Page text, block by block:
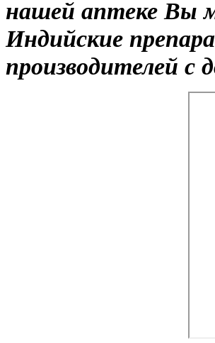
нашей аптеке Вы
Индийские
производителей с